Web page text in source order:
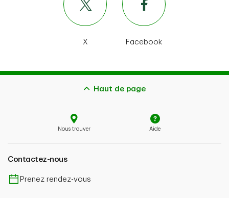
X Facebook
Haut de page
Nous trouver Aide
Contactez-nous
Prenez rendez-vous